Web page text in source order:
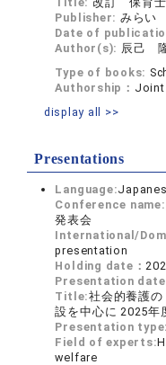
Publisher: みらい
Date of
Author(s): 辰己
Type of books:
Authorship：
display all >>
Presentations
Language:
Conference name:
発表会
International/
presentation
Holding date：
Presentation date
Title:社会的養護
設を中心に 2025年
Presentation
Field of experts:
welfare